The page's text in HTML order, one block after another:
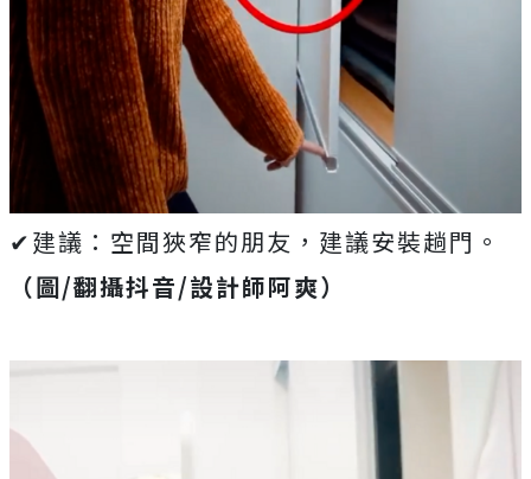
✔建議：空間狹窄的朋友，建議安裝趟門。
（圖/翻攝抖音/設計師阿爽）